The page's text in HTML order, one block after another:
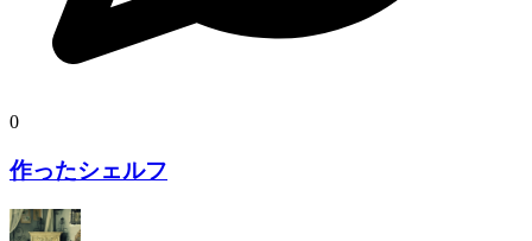
0
作ったシェルフ